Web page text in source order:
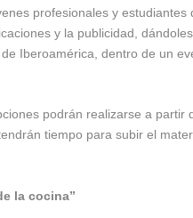
profesionales y estudiantes
y la publicidad,
Iberoamérica, dentro de un
podrán realizarse a
tiempo para subir el
la cocina”